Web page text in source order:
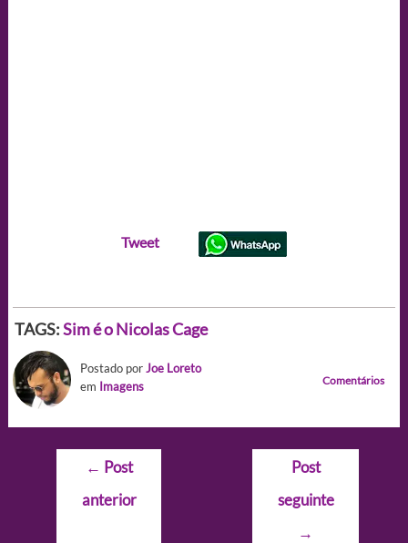
Tweet
TAGS:Sim é o Nicolas Cage
Postado porJoe Loreto
em Imagens Comentários
Navegação
Post
← Post
anterior
Post
seguinte
→